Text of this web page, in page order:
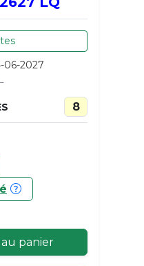
06-2027
8
panier